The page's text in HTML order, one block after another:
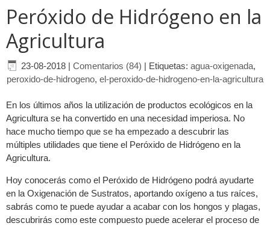
Peróxido de Hidrógeno en la
Agricultura
23-08-2018 | Comentarios (84) | Etiquetas: agua-oxigenada,
peroxido-de-hidrogeno, el-peroxido-de-hidrogeno-en-la-agricultura
En los últimos años la utilización de productos ecológicos en la
Agricultura se ha convertido en una necesidad imperiosa. No
hace mucho tiempo que se ha empezado a descubrir las
múltiples utilidades que tiene el Peróxido de Hidrógeno en la
Agricultura.
Hoy conocerás como el Peróxido de Hidrógeno podrá ayudarte
en la Oxigenación de Sustratos, aportando oxígeno a tus raíces,
sabrás como te puede ayudar a acabar con los hongos y plagas,
descubrirás como este compuesto puede acelerar el proceso de